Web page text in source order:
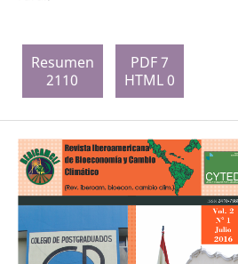
Resumen
2110
PDF 7
HTML 0